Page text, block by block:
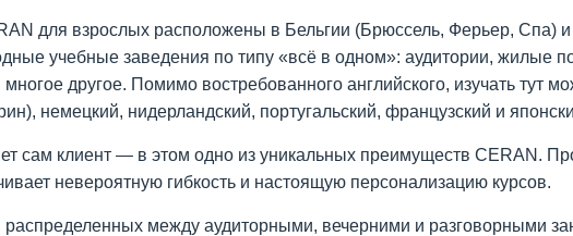
для взрослых расположены в Бельгии (Брюссель, Ферьер, Спа)
учебные заведения по типу «всё в одном»: аудитории, жилые
другое. Помимо востребованного английского, изучать тут
немецкий, нидерландский, португальский, французский и
сам клиент — в этом одно из уникальных преимуществ CERAN.
невероятную гибкость и настоящую персонализацию курсов.
распределенных между аудиторными, вечерними и разговорными